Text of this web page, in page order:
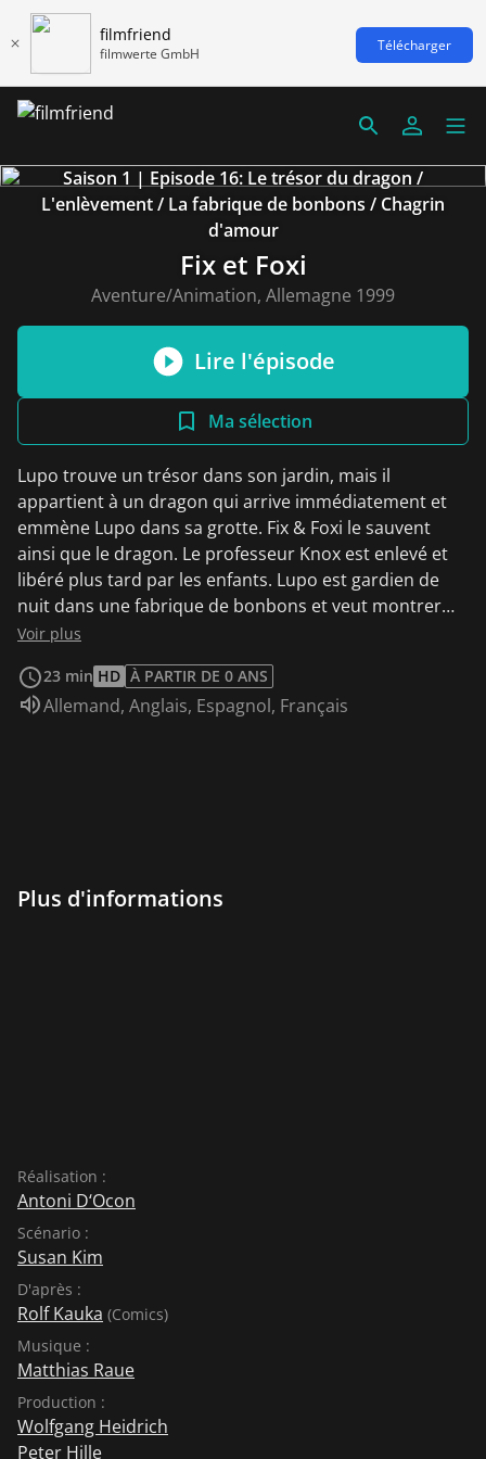
filmfriend
filmwerte GmbH Télécharger
Saison 1 | Episode 16: Le trésor du dragon /
L'enlèvement / La fabrique de bonbons / Chagrin
d'amour
Fix et Foxi
Aventure/Animation, Allemagne 1999
Lire l'épisode
Ma sélection
Lupo trouve un trésor dans son jardin, mais il
appartient à un dragon qui arrive immédiatement et
emmène Lupo dans sa grotte. Fix & Foxi le sauvent
ainsi que le dragon. Le professeur Knox est enlevé et
libéré plus tard par les enfants. Lupo est gardien de
nuit dans une fabrique de bonbons et veut montrer
son lieu de travail à Fix & Foxi - quand soudain Limpy &
et sa maman inquiète fait tout pour lui remonter le
moral et l'aider (y compris le salon de beauté !). Papa
Voir plus
23 min HD À PARTIR DE 0 ANS
Audio :
Allemand, Anglais, Espagnol, Français
Plus d'informations
Réalisation :
Antoni D‘Ocon
Scénario :
Susan Kim
D'après :
Rolf Kauka (Comics)
Musique :
Matthias Raue
Production :
Wolfgang Heidrich
Peter Hille